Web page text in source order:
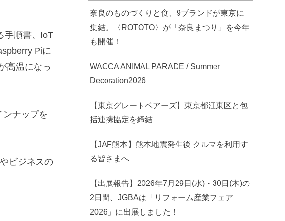
手順書、IoT
Piに
高温になっ
ンナップを
ビジネスの
奈良のものづくりと食、9ブランドが東京に
集結。〈ROTOTO〉が「奈良まつり」を今年
も開催！
WACCA ANIMAL PARADE / Summer
Decoration2026
【東京グレートベアーズ】東京都江東区と包
括連携協定を締結
【JAF熊本】熊本地震発生後 クルマを利用す
る皆さまへ
【出展報告】2026年7月29日(水)・30日(木)の
2日間、JGBAは「リフォーム産業フェア
2026」に出展しました！